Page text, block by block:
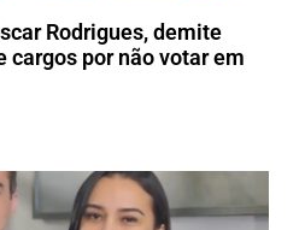
Rodrigues, demite
cargos por não votar em